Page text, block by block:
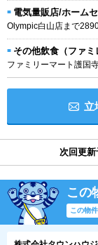
電気量販店/ホーム
Olympic白山店まで
その他飲食（ファミ
ファミリーマート護国
立
次回更
この
この物